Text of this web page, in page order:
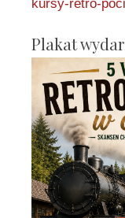
kursy-retro-
Plakat